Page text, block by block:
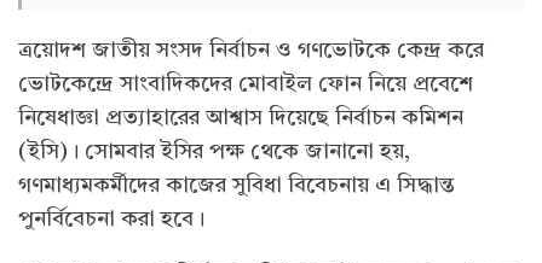
ত্রয়োদশ জাতীয় সংসদ নির্বাচন ও গণভোটকে কেন্দ্র করে
ভোটকেন্দ্রে সাংবাদিকদের মোবাইল ফোন নিয়ে প্রবেশে
নিষেধাজ্ঞা প্রত্যাহারের আশ্বাস দিয়েছে নির্বাচন কমিশন
(ইসি)। সোমবার ইসির পক্ষ থেকে জানানো হয়,
গণমাধ্যমকর্মীদের কাজের সুবিধা বিবেচনায় এ সিদ্ধান্ত
পুনর্বিবেচনা করা হবে।